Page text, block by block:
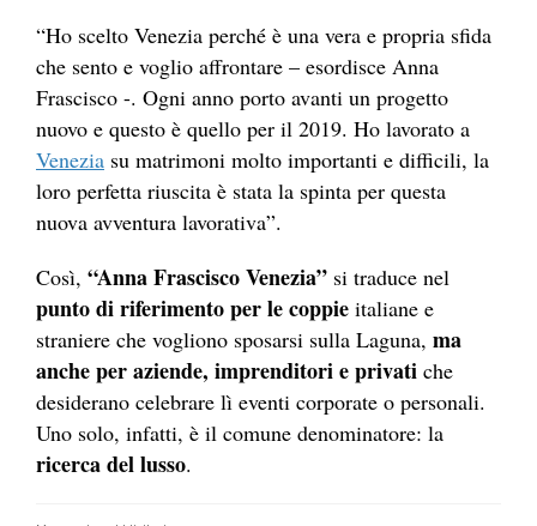
“Ho scelto Venezia perché è una vera e propria sfida
che sento e voglio affrontare – esordisce Anna
Frascisco -. Ogni anno porto avanti un progetto
nuovo e questo è quello per il 2019. Ho lavorato a
Venezia su matrimoni molto importanti e difficili, la
loro perfetta riuscita è stata la spinta per questa
nuova avventura lavorativa”.
Così, “Anna Frascisco Venezia” si traduce nel
punto di riferimento per le coppie italiane e
straniere che vogliono sposarsi sulla Laguna, ma
anche per aziende, imprenditori e privati che
desiderano celebrare lì eventi corporate o personali.
Uno solo, infatti, è il comune denominatore: la
ricerca del lusso.